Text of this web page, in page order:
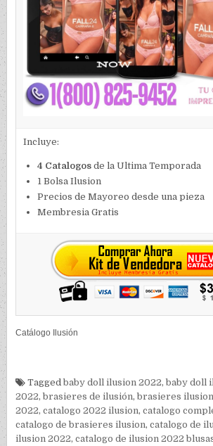
Incluye:
4 Catalogos de la Ultima Temporada
1 Bolsa Ilusion
Precios de Mayoreo desde una pieza
Membresia Gratis
Catálogo Ilusión
Taggedbaby doll ilusion 2022,baby doll
2022,brasieres de ilusión,brasieres
2022,catalogo 2022 ilusion,catalogo
catalogo de brasieres ilusion,catalogo de
ilusion 2022,catalogo de ilusion 2022